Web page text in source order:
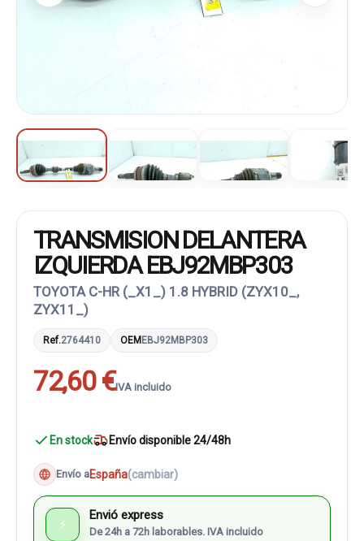
TRANSMISION DELANTERA
IZQUIERDA EBJ92MBP303
TOYOTA C-HR (_X1_) 1.8 HYBRID (ZYX10_,
ZYX11_)
Ref.2764410 OEMEBJ92MBP303
72,60 €IVA incluido
En stock Envío disponible 24/48h
Envío aEspaña(cambiar)
⚡
Envió express
De 24h a 72h laborables. IVA incluido